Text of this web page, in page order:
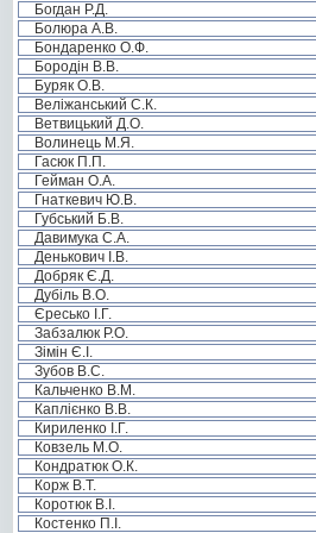
Богдан Р.Д.
Болюра А.В.
Бондаренко О.Ф.
Бородін В.В.
Буряк О.В.
Веліжанський С.К.
Ветвицький Д.О.
Волинець М.Я.
Гасюк П.П.
Гейман О.А.
Гнаткевич Ю.В.
Губський Б.В.
Давимука С.А.
Денькович І.В.
Добряк Є.Д.
Дубіль В.О.
Єресько І.Г.
Забзалюк Р.О.
Зімін Є.І.
Зубов В.С.
Кальченко В.М.
Каплієнко В.В.
Кириленко І.Г.
Ковзель М.О.
Кондратюк О.К.
Корж В.Т.
Коротюк В.І.
Костенко П.І.